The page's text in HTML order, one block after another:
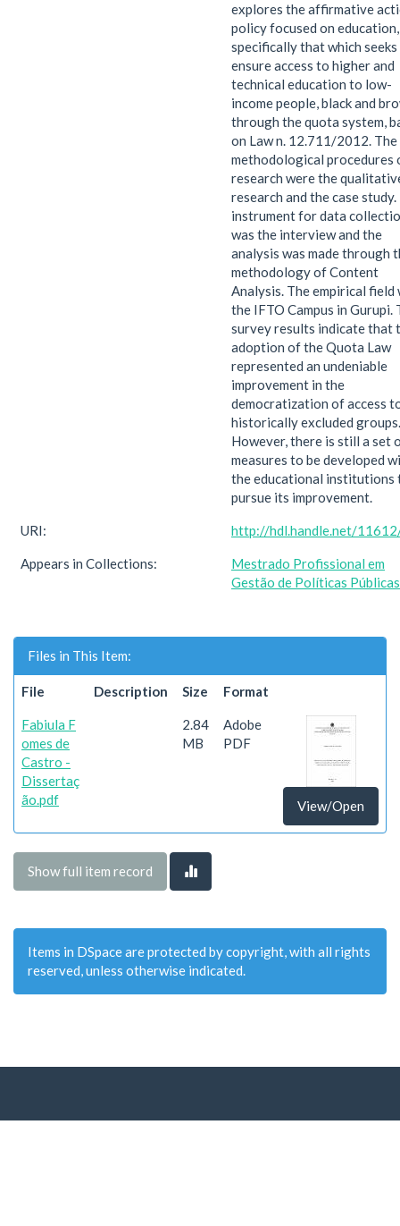
explores the affirmative
policy focused on education,
specifically that which
ensure access to higher and
technical education to low-
income people, black and
through the quota system,
on Law n. 12.711/2012. The
methodological procedures
research were the
research and the case study.
instrument for data
was the interview and the
analysis was made through
methodology of Content
Analysis. The empirical field
the IFTO Campus in Gurupi.
survey results indicate that
adoption of the Quota Law
represented an undeniable
improvement in the
democratization of access
historically excluded groups.
However, there is still a set
measures to be developed
the educational institutions
pursue its improvement.
URI: http://hdl.handle.net/
Appears in Collections:
Mestrado Profissional em
Gestão de Políticas Públicas
Files in This Item:
File Description Size Format
Fabiula F
omes de
Castro -
Dissertaç
ão.pdf
2.84
MB
Adobe
PDF
View/Open
Show full item record
Items in DSpace are protected by copyright, with all rights
reserved, unless otherwise indicated.